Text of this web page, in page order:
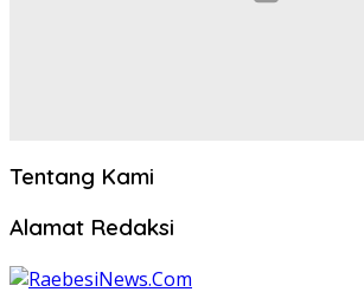
Tentang Kami
Alamat Redaksi